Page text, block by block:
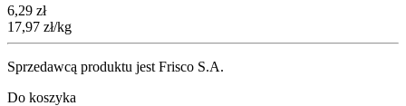
Cena
6,29 zł
17,97 zł/kg
Sprzedawcą produktu jest Frisco S.A.
Do koszyka